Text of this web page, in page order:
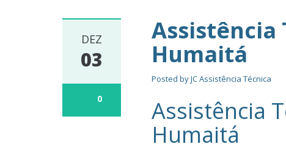
DEZ
03
0
Assistência
Humaitá
Posted byJC Assistência Técnica
Assistência
Humaitá